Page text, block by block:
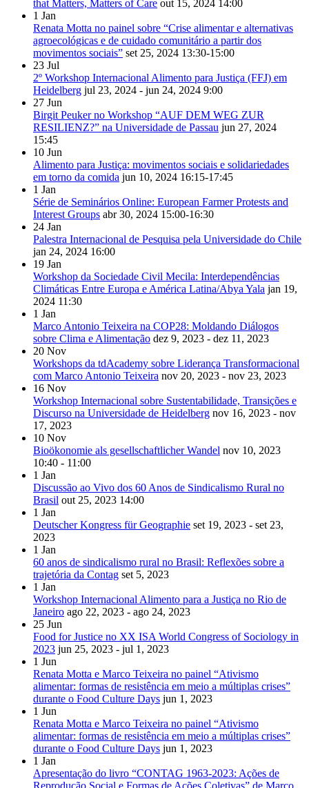
that Matters, Matters of Care out 15, 2024 14:00
1 Jan
Renata Motta no painel sobre “Crise alimentar e alternativas
agroecológicas e de cuidado comunitário a partir dos
movimentos sociais” set 25, 2024 13:30-15:00
23 Jul
2º Workshop Internacional Alimento para Justiça (FFJ) em
Heidelberg jul 23, 2024 - jun 24, 2024 9:00
27 Jun
Birgit Peuker no Workshop “AUF DEM WEG ZUR
RESILIENZ?” na Universidade de Passau jun 27, 2024
15:45
10 Jun
Alimento para Justiça: movimentos sociais e solidariedades
em torno da comida jun 10, 2024 16:15-17:45
1 Jan
Série de Seminários Online: European Farmer Protests and
Interest Groups abr 30, 2024 15:00-16:30
24 Jan
Palestra Internacional de Pesquisa pela Universidade do Chile
jan 24, 2024 16:00
19 Jan
Workshop da Sociedade Civil Mecila: Interdependências
Climáticas Entre Europa e América Latina/Abya Yala jan 19,
2024 11:30
1 Jan
Marco Antonio Teixeira na COP28: Moldando Diálogos
sobre Clima e Alimentação dez 9, 2023 - dez 11, 2023
20 Nov
Workshops da tdAcademy sobre Liderança Transformacional
com Marco Antonio Teixeira nov 20, 2023 - nov 23, 2023
16 Nov
Workshop Internacional sobre Sustentabilidade, Transições e
Discurso na Universidade de Heidelberg nov 16, 2023 - nov
17, 2023
10 Nov
Bioökonomie als gesellschaftlicher Wandel nov 10, 2023
10:40 - 11:00
1 Jan
Discussão ao Vivo dos 60 Anos de Sindicalismo Rural no
Brasil out 25, 2023 14:00
1 Jan
Deutscher Kongress für Geographie set 19, 2023 - set 23,
2023
1 Jan
60 anos de sindicalismo rural no Brasil: Reflexões sobre a
trajetória da Contag set 5, 2023
1 Jan
Workshop Internacional Alimento para a Justiça no Rio de
Janeiro ago 22, 2023 - ago 24, 2023
25 Jun
Food for Justice no XX ISA World Congress of Sociology in
2023 jun 25, 2023 - jul 1, 2023
1 Jun
Renata Motta e Marco Teixeira no painel “Ativismo
alimentar: formas de resistência em meio a múltiplas crises”
durante o Food Culture Days jun 1, 2023
1 Jun
Renata Motta e Marco Teixeira no painel “Ativismo
alimentar: formas de resistência em meio a múltiplas crises”
durante o Food Culture Days jun 1, 2023
1 Jan
Apresentação do livro “CONTAG 1963-2023: Ações de